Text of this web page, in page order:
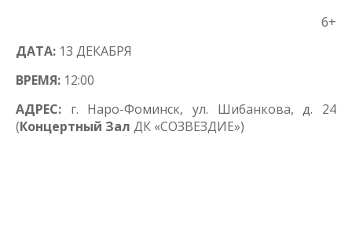
6+
ДАТА: 13 ДЕКАБРЯ
ВРЕМЯ: 12:00
АДРЕС: г. Наро-Фоминск, ул. Шибанкова, д. 24
(Концертный Зал ДК «СОЗВЕЗДИЕ»)